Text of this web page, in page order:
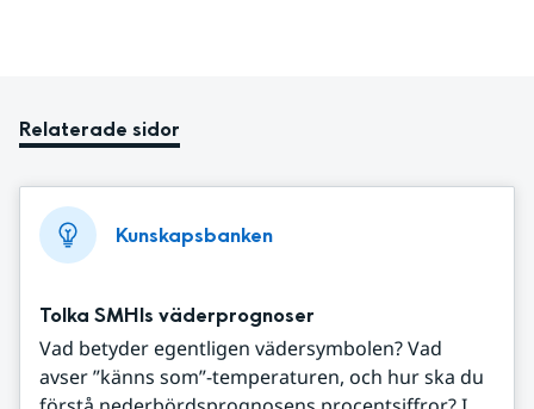
Relaterade sidor
Kunskapsbanken
Tolka SMHIs väderprognoser
Vad betyder egentligen vädersymbolen? Vad
avser ”känns som”-temperaturen, och hur ska du